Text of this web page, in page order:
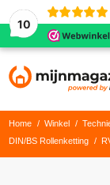
10
Home / Winkel /
DIN/BS Rollenketting
/